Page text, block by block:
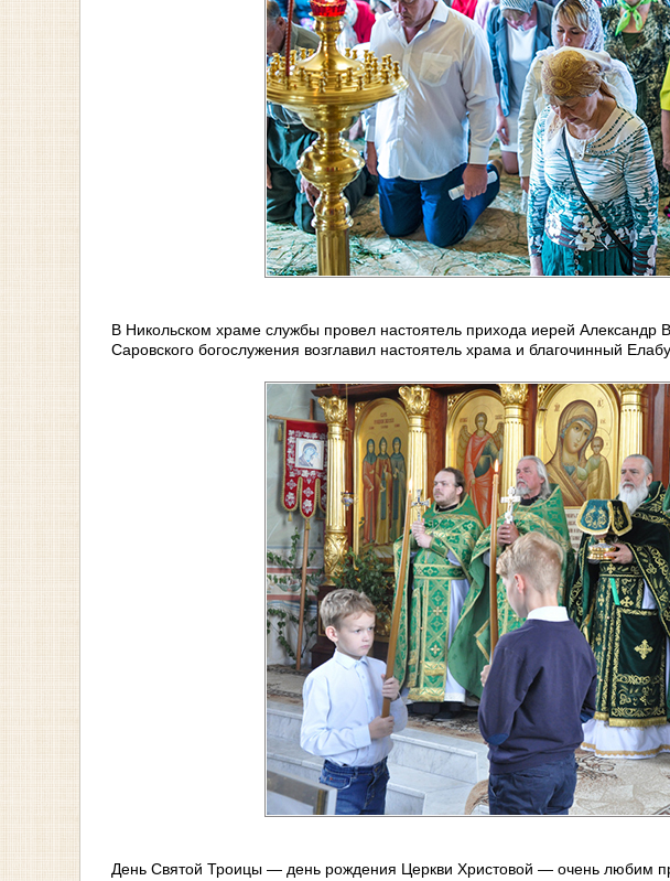
В Никольском храме службы провел настоятель прихода иерей
Саровского богослужения возглавил настоятель храма и благочинный
День Святой Троицы — день рождения Церкви Христовой — очень любим